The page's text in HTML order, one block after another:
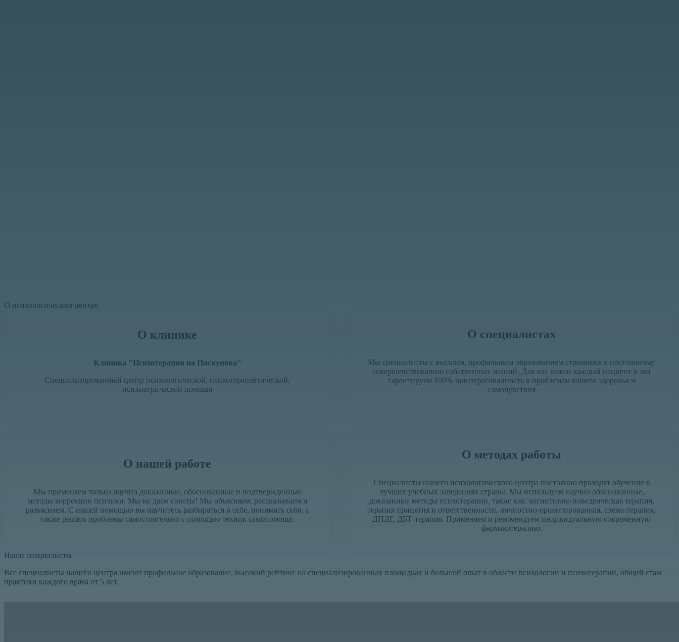
О пси­хо­ло­ги­чес­ком цен­тре
О клинике
Клиника "Психотерапия на Пискунова"
Специализированный центр психологической, психотерапевтической,
психиатрической помощи
О специалистах
Мы специалисты с высшим, профильным образованием стремимся к постоянному
совершенствованию собственных знаний. Для нас важен каждый пациент и мы
гарантируем 100% заинтересованность к проблемам вашего здоровья и
самочувствия
О нашей работе
Мы применяем только научно доказанные, обоснованные и подтвержденные
методы коррекции психики. Мы не даем советы! Мы объясняем, рассказываем и
разъясняем. С нашей помощью вы научитесь разбираться в себе, понимать себя, а
также решать проблемы самостоятельно с помощью техник самопомощи.
О методах работы
Специалисты нашего психологического центра постоянно проходят обучение в
лучших учебных заведениях страны. Мы используем научно обоснованные,
доказанные методы психотерапии, такие как: когнитивно-поведенческая терапия,
терапия принятия и ответственности, личностно-ориентированная, схема-терапия,
ДПДГ, ДБТ-терапия. Применяем и рекомендуем индивидуальную современную
фармакотерапию.
На­ши спе­ци­а­лис­ты
Все специалисты нашего центра имеют профильное образование, высокий рейтинг на специализированных площадках и большой опыт в области психологии и психотерапии, общий стаж
практики каждого врача от 5 лет.